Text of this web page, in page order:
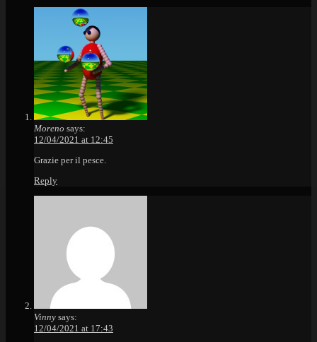
Moreno says:
12/04/2021 at 12:45
Grazie per il pesce.
Reply
Vinny says:
12/04/2021 at 17:43